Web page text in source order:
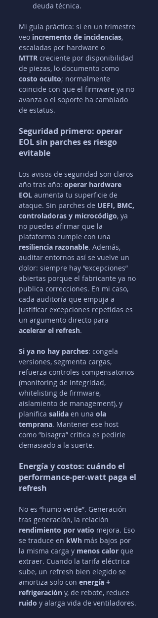
deuda técnica.
Mi guía práctica: si en un trimestre
veo incremento de incidencias,
escaladas por hardware o
MTTR creciente por disponibilidad
de piezas, lo documento como
costo oculto; normalmente
coincide con que el firmware ya no
avanza o el soporte ha cambiado
de estatus.
Seguridad primero: operar
EOL sin parches es riesgo
evitable
Los avisos de seguridad son claros
año tras año: operar hardware
EOL aumenta tu superficie de
ataque. Sin parches de UEFI, BMC,
controladoras y microcódigo, ya
no puedes afirmar que la
plataforma cumple con una
resiliencia razonable. Además,
auditar entornos así se vuelve un
dolor: siempre hay “excepciones”
abiertas porque el fabricante ya no
publica correcciones. En mi caso,
cada auditoría que empuja a
justificar excepciones repetidas es
un argumento directo para
acelerar el refresh.
Si ya no hay parches: congela
versiones, segmenta cargas,
refuerza controles compensatorios
(monitoring de integridad,
whitelisting de firmware,
aislamiento de management), y
planifica salida en una ola
temprana. Mantener ese host
como “bisagra” crítica es pedirle
demasiado a la suerte.
Energía y costos: cuándo el
performance-per-watt paga el
refresh
No es “humo verde”. Generación
tras generación, la relación
rendimiento por vatio mejora. Eso
se traduce en kWh más bajos por
la misma carga y menos calor que
extraer. Cuando la tarifa eléctrica
sube, un refresh bien elegido se
amortiza solo con energía +
refrigeración y, de rebote, reduce
ruido y alarga vida de ventiladores.